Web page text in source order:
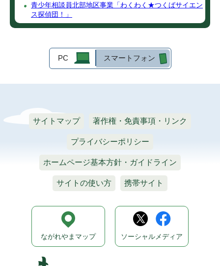
青少年相談員北部地区事業「わくわく★つくばサイエン
ス探偵団！」
PC スマートフォン
サイトマップ 著作権・免責事項・リンク
プライバシーポリシー
ホームページ基本方針・ガイドライン
サイトの使い方 携帯サイト
ながれやまマップ ソーシャルメディア